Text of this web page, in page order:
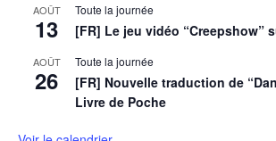
AOÛT
13
Toute la journée
[FR] Le jeu vidéo “Creepshow”
AOÛT
26
Toute la journée
[FR] Nouvelle traduction de
Livre de Poche